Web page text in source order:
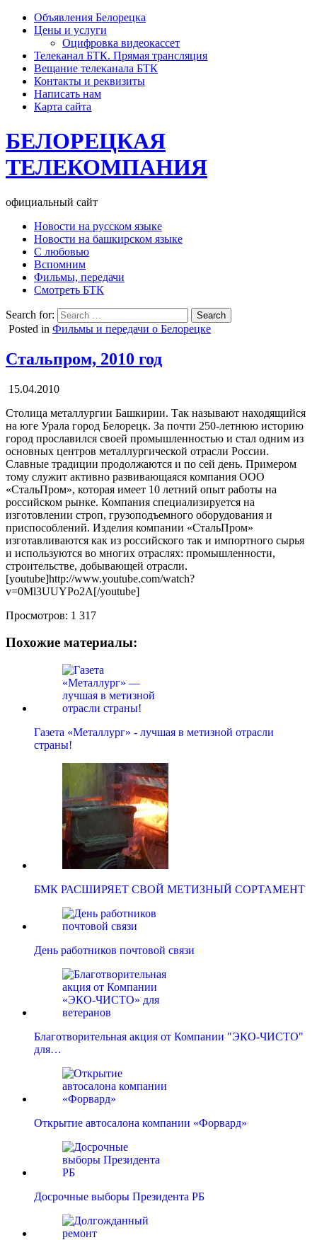
Объявления Белорецка
Цены и услуги
Оцифровка видеокассет
Телеканал БТК. Прямая трансляция
Вещание телеканала БТК
Контакты и реквизиты
Написать нам
Карта сайта
БЕЛОРЕЦКАЯ
ТЕЛЕКОМПАНИЯ
официальный сайт
Новости на русском языке
Новости на башкирском языке
С любовью
Вспомним
Фильмы, передачи
Смотреть БТК
Search for:
Posted in Фильмы и передачи о Белорецке
Стальпром, 2010 год
15.04.2010
Столица металлургии Башкирии. Так называют находящийся
на юге Урала город Белорецк. За почти 250-летнюю историю
город прославился своей промышленностью и стал одним из
основных центров металлургической отрасли России.
Славные традиции продолжаются и по сей день. Примером
тому служит активно развивающаяся компания ООО
«СтальПром», которая имеет 10 летний опыт работы на
российском рынке. Компания специализируется на
изготовлении строп, грузоподъемного оборудования и
приспособлений. Изделия компании «СтальПром»
изготавливаются как из российского так и импортного сырья
и используются во многих отраслях: промышленности,
строительстве, добывающей отрасли.
[youtube]http://www.youtube.com/watch?
v=0Ml3UUYPo2A[/youtube]
Просмотров: 1 317
Похожие материалы:
Газета «Металлург» - лучшая в метизной отрасли
страны!
БМК РАСШИРЯЕТ СВОЙ МЕТИЗНЫЙ СОРТАМЕНТ
День работников почтовой связи
Благотворительная акция от Компании "ЭКО-ЧИСТО"
для…
Открытие автосалона компании «Форвард»
Досрочные выборы Президента РБ